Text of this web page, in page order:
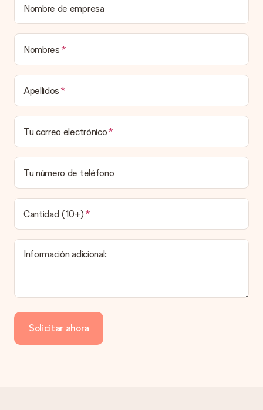
¿Está envuelto mi regalo?
Actualmente, no tenemos (aún) un servicio de envoltura de
regalos para envolver tu presente. Los regalos se envían en
una caja decorada con motivos de fiesta. Así, tu obsequio
está listo para ser entregado o enviarse directamente al
Tiempo de entrega, opciones de entrega y
costos de envío.
¿Puedo elegir una fecha de entrega?
Elegir la fecha exacta de entrega no es posible. Una vez
personalizado y completado tu pedido, recibirás una
confirmación con las fechas estimadas de entrega. Una vez
que el pedido haya sido enviado, será la empresa de
transportes la encargada de entregar el regalo.
¿Cuál es el tiempo de entrega y cuándo recibo mi
obsequio?
El tiempo de entrega se puede encontrar en la página del
producto del regalo.
¿Cómo puedo pagar mi pedido?
de crédito o transferencia bancaria. En caso de elegir
transferencia bancaria, ten en cuenta 3 días adicionales para la
entrega de tu regalo.
Nombre de empresa
Nombres
Apellidos
Tu correo electrónico
Tu número de teléfono
Cantidad (10+)
Información adicional:
Solicitar ahora